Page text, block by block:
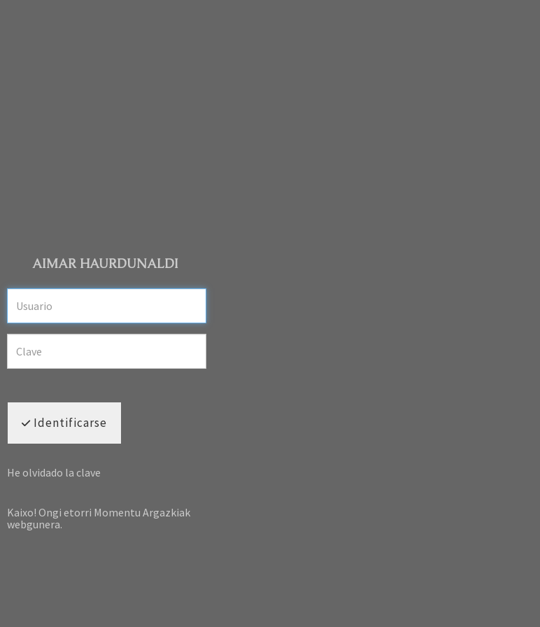
AIMAR HAURDUNALDI
Identificarse
He olvidado la clave
Kaixo! Ongi etorri Momentu Argazkiak
webgunera.